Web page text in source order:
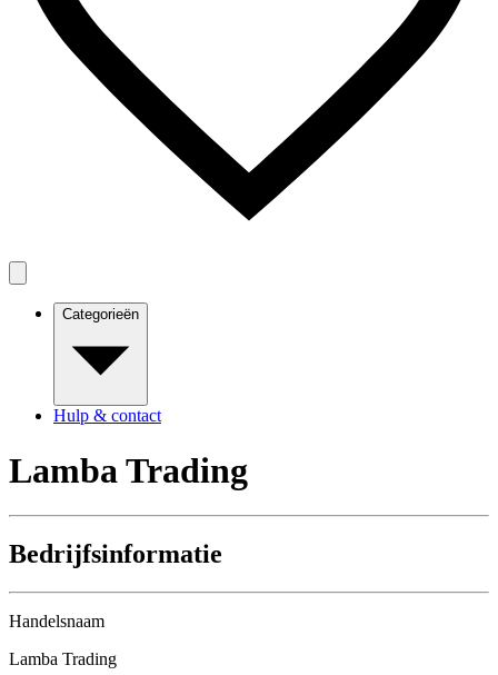
Categorieën
Hulp & contact
Lamba Trading
Bedrijfsinformatie
Handelsnaam
Lamba Trading